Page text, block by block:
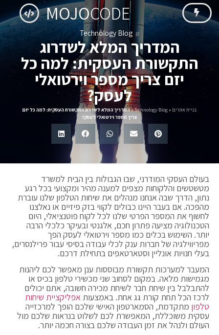
MOJOCODE
Technology Blog
המדריך המלא לשדרוג
התקשורת העסקית: למה כל
יזם צריך מספר וירטואלי
לעסק?
בניית אתרים »
Technology Blog
»המדריך המלא לשדרוג התקשורת העסקית: למה כל יזם
צריך מספר וירטואלי לעסק?
בעולם העסקי המודרני, שבו הגבולות בין הבית למשרד
מטשטשים והלקוחות מצפים למענה מהיר ומקצועי בכל רגע
נתון, הדרך שבה אנחנו מנהלים את שיחות הטלפון שלנו עוברת
מהפכה. אם בעבר היינו כבולים לקווי בזק פיזיים או נאלצנו
לחשוף את המספר הפרטי שלנו לכל לקוח פוטנציאלי, היום
הטכנולוגיה מציעה פתרון חכם, אלגנטי ובעיקר כלכלי הרבה
יותר. השימוש בכלים כמו מספר וירטואלי לעסק הפך
מפריווילגיה של חברות ענק לכלי עבודה בסיסי עבור פרילנסרים,
בעלי חנויות אונליין וסטארטאפים בתחילת דרכם.
המעבר למערכות תקשורת מבוססות ענן מאפשר לכם ליהנות
מגמישות מלאה. במקום לסחוב שני מכשירי טלפון בכיס או
להתבלבל בין שיחת חבר לשיחת מכירה חשובה, אתם יכולים
לרכז הכל תחת קורת גג אחת. באמצעות אפליקציית שיחות
טלפון מתקדמת, הסמארטפון האישי שלכם הופך למרכזייה
עסקית משוכללת, המאפשרת לכם לשלוט בנראות שלכם מול
העולם ולנהל את זמן העבודה שלכם בצורה חכמה יותר.